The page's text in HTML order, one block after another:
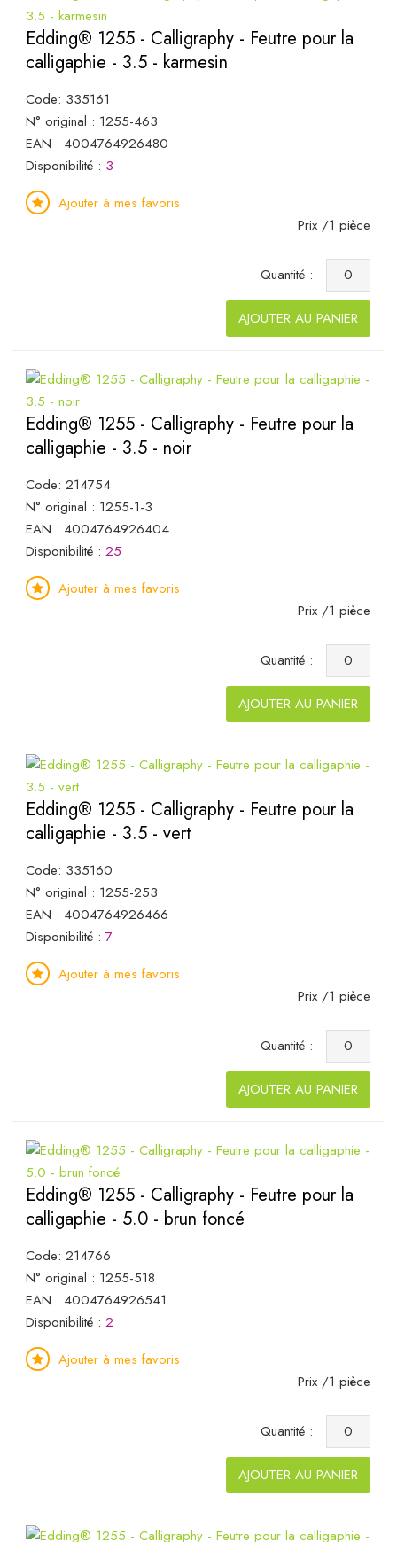
Edding® 1255 - Calligraphy - Feutre pour la
calligaphie - 3.5 - karmesin
Code: 335161
N° original : 1255-463
EAN : 4004764926480
Disponibilité : 3
Ajouter à mes favoris
Prix /1 pièce
Quantité :
AJOUTER AU PANIER
Edding® 1255 - Calligraphy - Feutre pour la
calligaphie - 3.5 - noir
Code: 214754
N° original : 1255-1-3
EAN : 4004764926404
Disponibilité : 25
Ajouter à mes favoris
Prix /1 pièce
Quantité :
AJOUTER AU PANIER
Edding® 1255 - Calligraphy - Feutre pour la
calligaphie - 3.5 - vert
Code: 335160
N° original : 1255-253
EAN : 4004764926466
Disponibilité : 7
Ajouter à mes favoris
Prix /1 pièce
Quantité :
AJOUTER AU PANIER
Edding® 1255 - Calligraphy - Feutre pour la
calligaphie - 5.0 - brun foncé
Code: 214766
N° original : 1255-518
EAN : 4004764926541
Disponibilité : 2
Ajouter à mes favoris
Prix /1 pièce
Quantité :
AJOUTER AU PANIER